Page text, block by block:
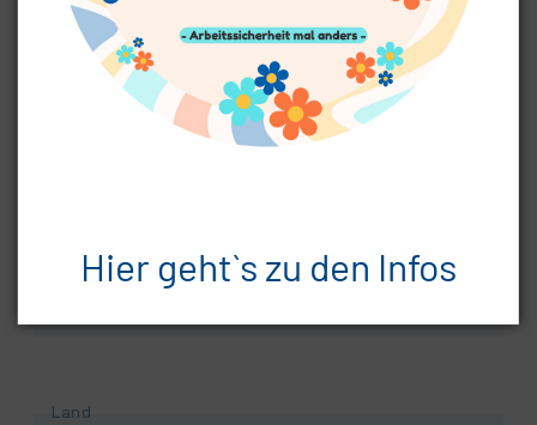
Pflichtfeld
Postleitzahl *
Pflichtfeld
*
Land
Hier geht`s zu den Infos